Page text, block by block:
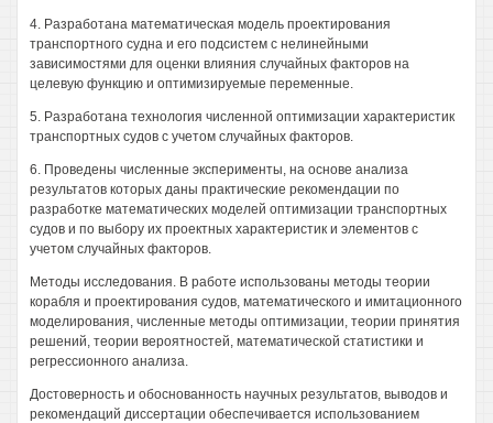
4. Разработана математическая модель проектирования
транспортного судна и его подсистем с нелинейными
зависимостями для оценки влияния случайных факторов на
целевую функцию и оптимизируемые переменные.
5. Разработана технология численной оптимизации характеристик
транспортных судов с учетом случайных факторов.
6. Проведены численные эксперименты, на основе анализа
результатов которых даны практические рекомендации по
разработке математических моделей оптимизации транспортных
судов и по выбору их проектных характеристик и элементов с
учетом случайных факторов.
Методы исследования. В работе использованы методы теории
корабля и проектирования судов, математического и имитационного
моделирования, численные методы оптимизации, теории принятия
решений, теории вероятностей, математической статистики и
регрессионного анализа.
Достоверность и обоснованность научных результатов, выводов и
рекомендаций диссертации обеспечивается использованием